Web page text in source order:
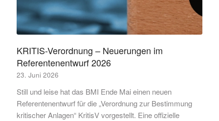
KRITIS-Verordnung – Neuerungen im
Referentenentwurf 2026
23. Juni 2026
Still und leise hat das BMI Ende Mai einen neuen
Referentenentwurf für die „Verordnung zur Bestimmung
kritischer Anlagen“ KritisV vorgestellt. Eine offizielle